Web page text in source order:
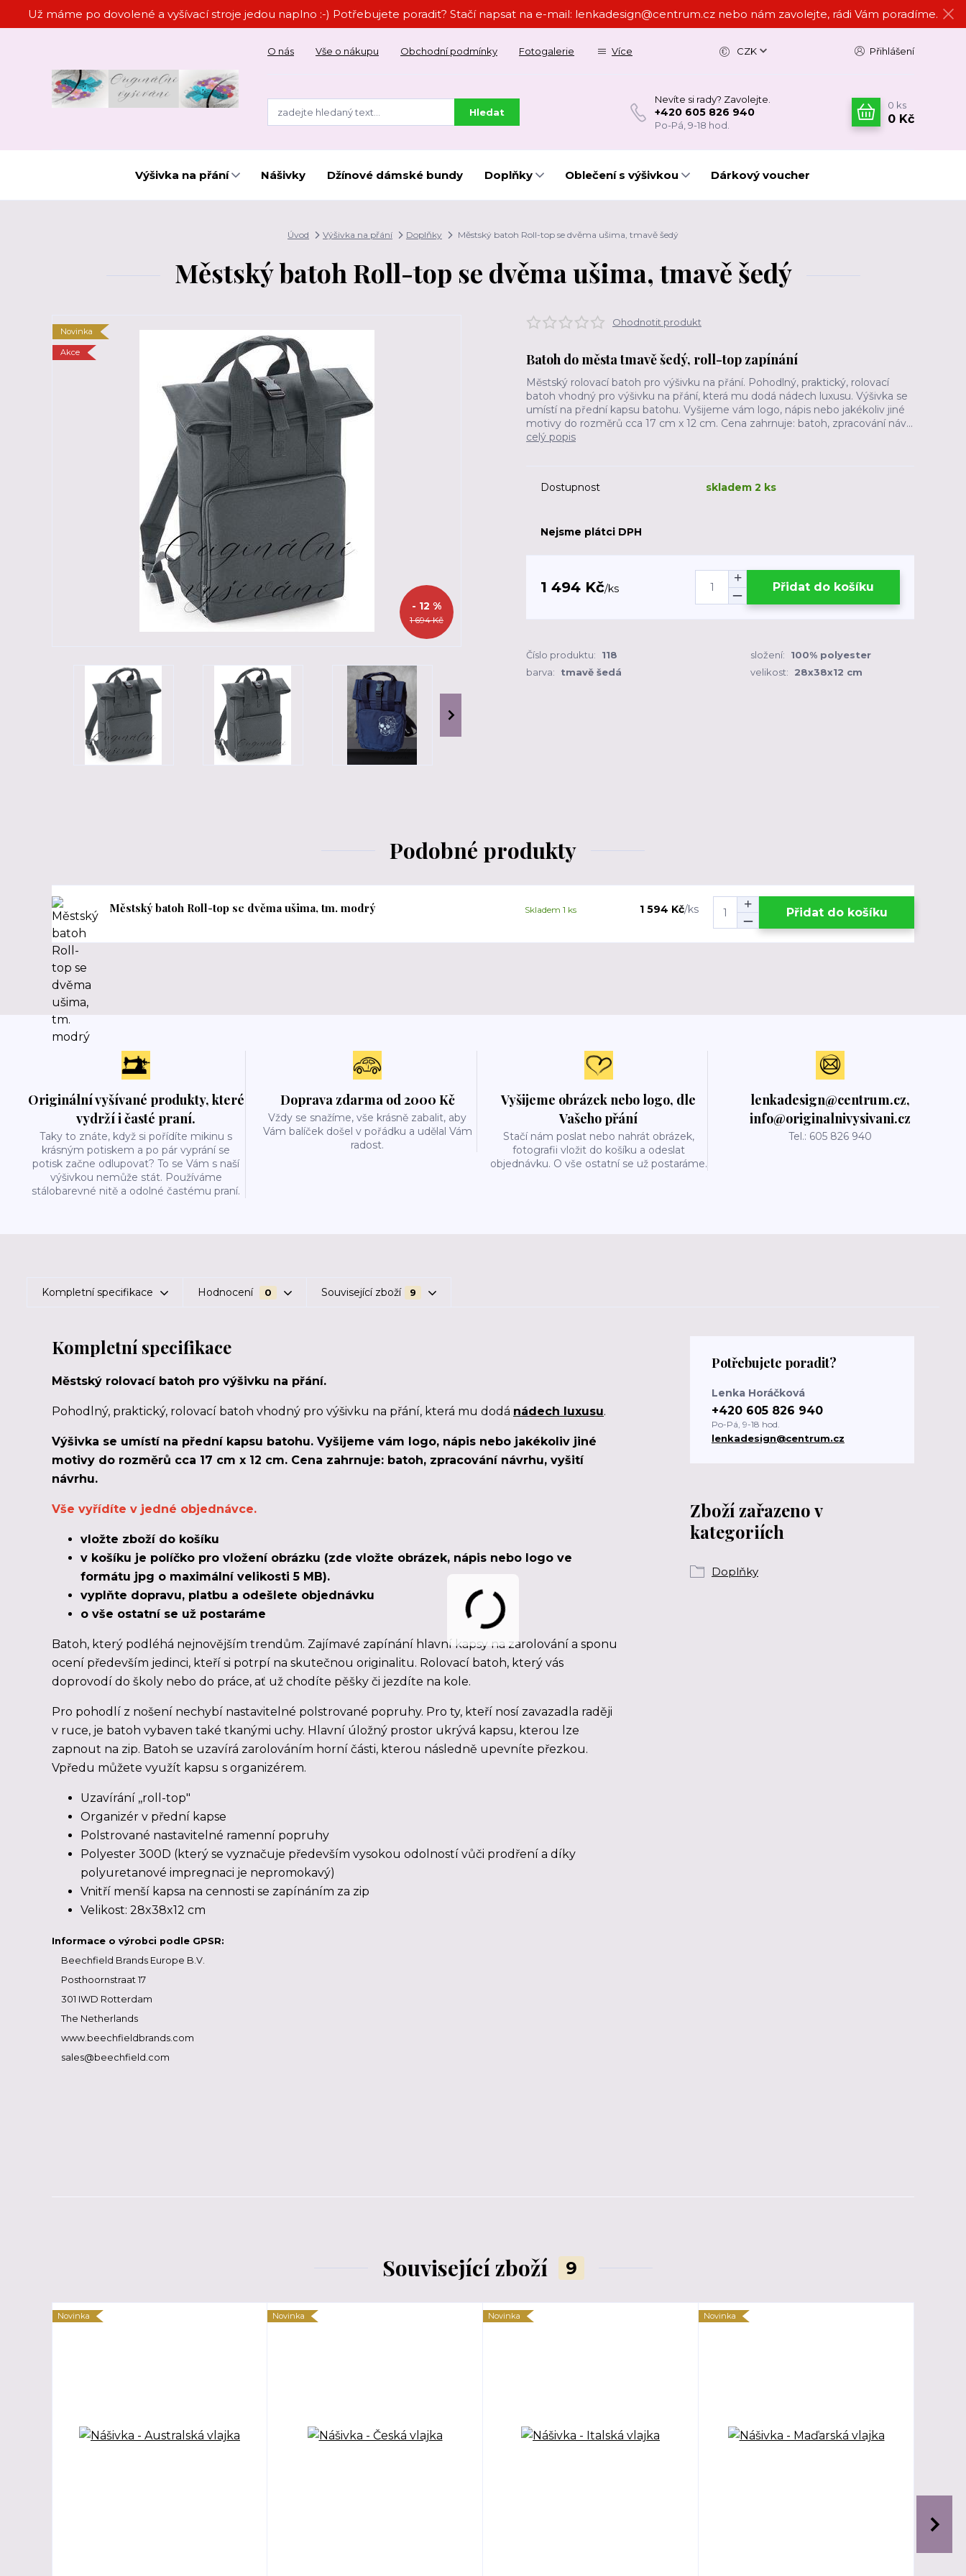
Už máme po dovolené a vyšívací stroje jedou naplno :-) Potřebujete poradit? Stačí napsat na e-mail: lenkadesign@centrum.cz nebo nám zavolejte, rádi Vám poradíme.
O nás Vše o nákupu Obchodní podmínky Fotogalerie Více CZK Přihlášení
Hledat
Nevíte si rady? Zavolejte.
+420 605 826 940
Po-Pá, 9-18 hod.
0 ks
0 Kč
Výšivka na přání Nášivky Džínové dámské bundy Doplňky Oblečení s výšivkou Dárkový voucher
Úvod Výšivka na přání Doplňky Městský batoh Roll-top se dvěma ušima, tmavě šedý
Městský batoh Roll-top se dvěma ušima, tmavě šedý
Novinka
Akce
1 694 Kč
- 12 %
Ohodnotit produkt
Batoh do města tmavě šedý, roll-top zapínání
Městský rolovací batoh pro výšivku na přání. Pohodlný, praktický, rolovací
batoh vhodný pro výšivku na přání, která mu dodá nádech luxusu. Výšivka se
umístí na přední kapsu batohu. Vyšijeme vám logo, nápis nebo jakékoliv jiné
motivy do rozměrů cca 17 cm x 12 cm. Cena zahrnuje: batoh, zpracování náv...
celý popis
Dostupnost skladem 2 ks
Nejsme plátci DPH
1 494 Kč/ks Přidat do košíku
Číslo produktu: 118 složení:
100% polyester
barva:
tmavě šedá velikost: 28x38x12 cm
Podobné produkty
Městský batoh Roll-top se dvěma ušima, tm. modrý 1 594 Kč/ks
Skladem 1 ks Přidat do košíku
Originální vyšívané produkty, které
vydrží i časté praní.
Taky to znáte, když si pořídíte mikinu s
krásným potiskem a po pár vyprání se
potisk začne odlupovat? To se Vám s naší
výšivkou nemůže stát. Používáme
stálobarevné nitě a odolné častému praní.
Doprava zdarma od 2000 Kč
Vždy se snažíme, vše krásně zabalit, aby
Vám balíček došel v pořádku a udělal Vám
radost.
Vyšijeme obrázek nebo logo, dle
Vašeho přání
Stačí nám poslat nebo nahrát obrázek,
fotografii vložit do košíku a odeslat
objednávku. O vše ostatní se už postaráme.
lenkadesign@centrum.cz,
info@originalnivysivani.cz
Tel.: 605 826 940
Kompletní specifikace Hodnocení 0 Související zboží 9
Kompletní specifikace
Městský rolovací batoh pro výšivku na přání.
Pohodlný, praktický, rolovací batoh vhodný pro výšivku na přání, která mu dodá nádech luxusu.
Výšivka se umístí na přední kapsu batohu. Vyšijeme vám logo, nápis nebo jakékoliv jiné
motivy do rozměrů cca 17 cm x 12 cm. Cena zahrnuje: batoh, zpracování návrhu, vyšití
návrhu.
Vše vyřídíte v jedné objednávce.
vložte zboží do košíku
v košíku je políčko pro vložení obrázku (zde vložte obrázek, nápis nebo logo ve
formátu jpg o maximální velikosti 5 MB).
vyplňte dopravu, platbu a odešlete objednávku
o vše ostatní se už postaráme
Batoh, který podléhá nejnovějším trendům. Zajímavé zapínání hlavní kapsy na zarolování a sponu
ocení především jedinci, kteří si potrpí na skutečnou originalitu. Rolovací batoh, který vás
doprovodí do školy nebo do práce, ať už chodíte pěšky či jezdíte na kole.
Pro pohodlí z nošení nechybí nastavitelné polstrované popruhy. Pro ty, kteří nosí zavazadla raději
v ruce, je batoh vybaven také tkanými uchy. Hlavní úložný prostor ukrývá kapsu, kterou lze
zapnout na zip. Batoh se uzavírá zarolováním horní části, kterou následně upevníte přezkou.
Vpředu můžete využít kapsu s organizérem.
Uzavírání ,,roll-top"
Organizér v přední kapse
Polstrované nastavitelné ramenní popruhy
Polyester 300D (který se vyznačuje především vysokou odolností vůči prodření a díky
polyuretanové impregnaci je nepromokavý)
Vnitří menší kapsa na cennosti se zapínáním za zip
Velikost: 28x38x12 cm
Informace o výrobci podle GPSR:
Beechfield Brands Europe B.V.
Posthoornstraat 17
301 IWD Rotterdam
The Netherlands
www.beechfieldbrands.com
sales@beechfield.com
Zboží zařazeno v
kategoriích
Doplňky
Potřebujete poradit?
Lenka Horáčková
+420 605 826 940
Po-Pá, 9-18 hod.
lenkadesign@centrum.cz
Související zboží 9
Novinka Novinka Novinka Novinka